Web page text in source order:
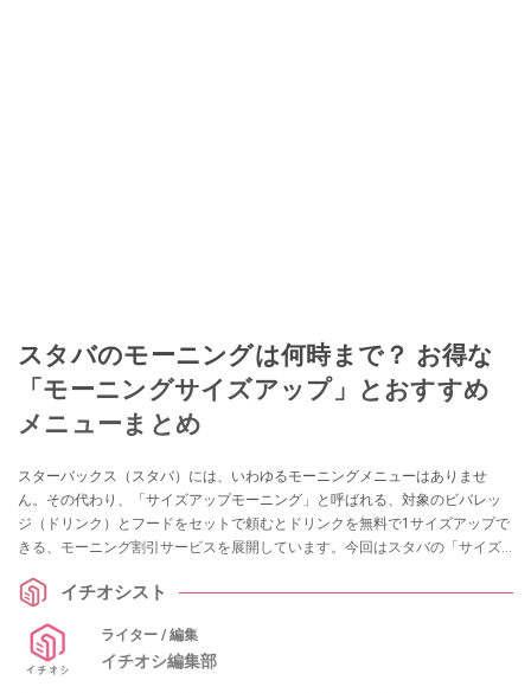
スタバのモーニングは何時まで？ お得な
「モーニングサイズアップ」とおすすめ
メニューまとめ
スターバックス（スタバ）には、いわゆるモーニングメニューはありませ
ん。その代わり、「サイズアップモーニング」と呼ばれる、対象のビバレッ
ジ（ドリンク）とフードをセットで頼むとドリンクを無料で1サイズアップで
きる、モーニング割引サービスを展開しています。今回はスタバの「サイズ
ニューをご紹介。「何時までやってるの？」などよくある疑問もまとめまし
イチオシスト
ライター / 編集
イチオシ編集部